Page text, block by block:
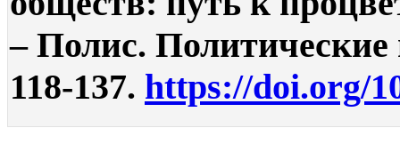
– Полис.
118-137. https://doi.org/